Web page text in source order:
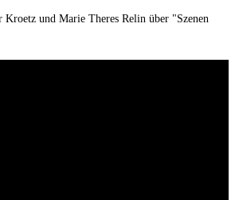
und Marie Theres Relin über "Szenen